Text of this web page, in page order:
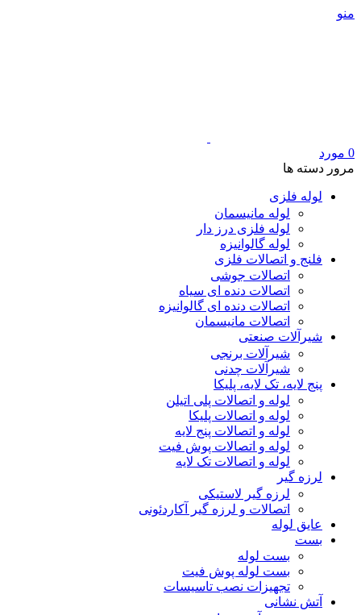
منو
0 مورد
مرور دسته ها
لوله فلزی
لوله مانیسمان
لوله فلزی درز دار
لوله گالوانیزه
فلنج و اتصالات فلزی
اتصالات جوشی
اتصالات دنده ای سیاه
اتصالات دنده ای گالوانیزه
اتصالات مانیسمان
شیرآلات صنعتی
شیرآلات برنجی
شیرآلات چدنی
پنج لایه، تک لایه، پلیکا
لوله و اتصالات پلی اتیلن
لوله و اتصالات پلیکا
لوله و اتصالات پنج لایه
لوله و اتصالات پوش فیت
لوله و اتصالات تک لایه
لرزه گیر
لرزه گیر لاستیکی
اتصالات و لرزه گیر آکاردئونی
عایق لوله
بست
بست لوله
بست لوله پوش فیت
تجهیزات نصب تاسیسات
آتش نشانی